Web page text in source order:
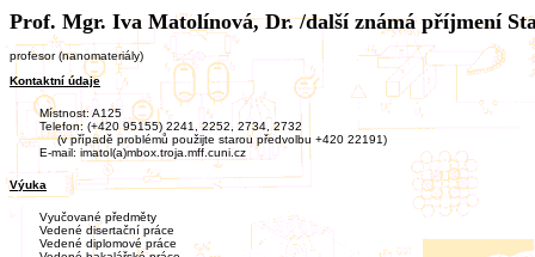
Prof. Mgr. Iva Matolínová, Dr. /další známá příjmení
profesor (nanomateriály)
Kontaktní údaje
Místnost: A125
Telefon: (+420 95155) 2241, 2252, 2734, 2732
(v případě problémů použijte starou předvolbu +420 22191)
E-mail: imatol(a)mbox.troja.mff.cuni.cz
Výuka
Vyučované předměty
Vedené disertační práce
Vedené diplomové práce